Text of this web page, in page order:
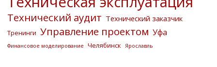
Технический аудит Технический заказчик
Тренинги Управление проектом Уфа
Финансовое моделирование Челябинск Ярославль